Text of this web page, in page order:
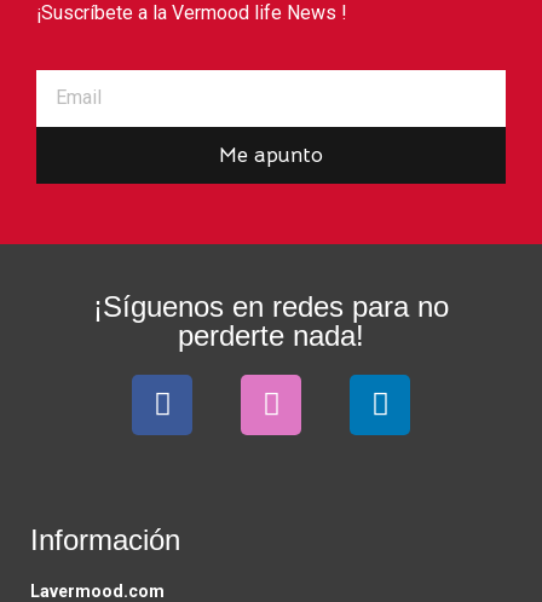
¡Suscríbete a la Vermood life News !
Me apunto
¡Síguenos en redes para no
perderte nada!
Información
Lavermood.com